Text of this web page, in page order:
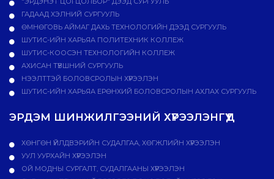
ГАДААД ХЭЛНИЙ СУРГУУЛЬ
ӨМНӨГОВЬ АЙМАГ ДАХЬ ТЕХНОЛОГИЙН ДЭЭД СУРГУУЛЬ
ШУТИС-ИЙН ХАРЬЯА ПОЛИТЕХНИК КОЛЛЕЖ
ШУТИС-КООСЭН ТЕХНОЛОГИЙН КОЛЛЕЖ
АХИСАН ТҮВШНИЙ СУРГУУЛЬ
НЭЭЛТТЭЙ БОЛОВСРОЛЫН ХҮРЭЭЛЭН
ШУТИС-ИЙН ХАРЬЯА ЕРӨНХИЙ БОЛОВСРОЛЫН АХЛАХ СУРГУУЛЬ
ЭРДЭМ ШИНЖИЛГЭЭНИЙ ХҮРЭЭЛЭНГҮҮД
ХӨНГӨН ҮЙЛДВЭРИЙН СУДАЛГАА, ХӨГЖЛИЙН ХҮРЭЭЛЭН
УУЛ УУРХАЙН ХҮРЭЭЛЭН
ОЙ МОДНЫ СУРГАЛТ, СУДАЛГААНЫ ХҮРЭЭЛЭН